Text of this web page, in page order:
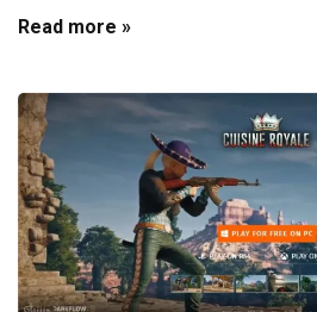
Read more »